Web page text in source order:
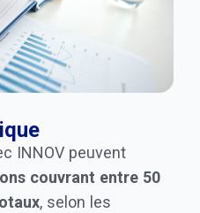
INNOV peuvent
couvrant entre 50
, selon les